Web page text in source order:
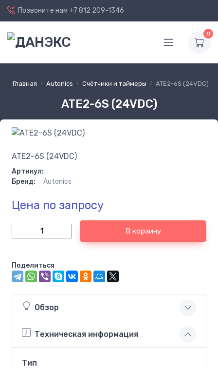
Позвоните нам +7 812 209-1346
0
Главная Autonics Счётчики и таймеры ATE2-6S (24VDC)
ATE2-6S (24VDC)
ATE2-6S (24VDC)
Артикул:
Бренд:
Autonics
Цена по запросу
В корзину
Поделиться
Обзор
Техническая информация
Тип